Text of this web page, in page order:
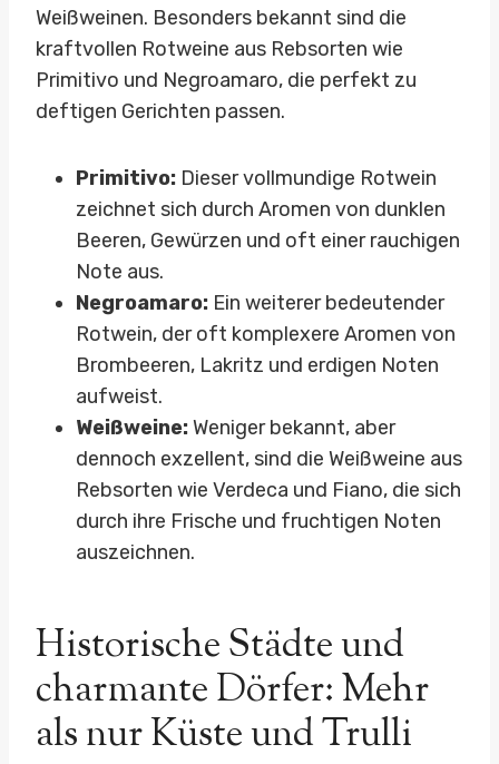
Weißweinen. Besonders bekannt sind die
kraftvollen Rotweine aus Rebsorten wie
Primitivo und Negroamaro, die perfekt zu
deftigen Gerichten passen.
Primitivo: Dieser vollmundige Rotwein
zeichnet sich durch Aromen von dunklen
Beeren, Gewürzen und oft einer rauchigen
Note aus.
Negroamaro: Ein weiterer bedeutender
Rotwein, der oft komplexere Aromen von
Brombeeren, Lakritz und erdigen Noten
aufweist.
Weißweine:Weniger bekannt, aber
dennoch exzellent, sind die Weißweine aus
Rebsorten wie Verdeca und Fiano, die sich
durch ihre Frische und fruchtigen Noten
auszeichnen.
Historische Städte und
charmante Dörfer: Mehr
als nur Küste und Trulli